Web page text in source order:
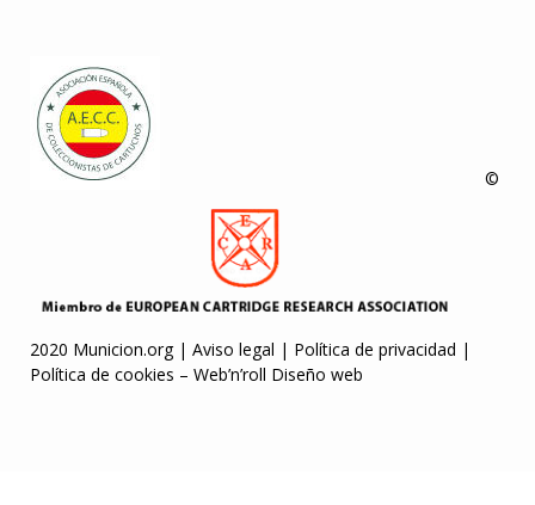
©
2020 Municion.org | Aviso legal | Política de privacidad |
Política de cookies – Web’n’roll Diseño web